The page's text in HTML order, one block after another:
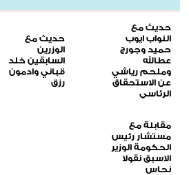
حديث مع
النواب ايوب
حميد وجورج
عطالله
وملحم رياشي
عن الاستحقاق
الرئاسي
حديث مع
الوزرين
السابقين خلد
قباني وادمون
رزق
مقابلة مع
مستشار رئيس
الحكومة الوزير
الاسبق نقولا
نحاس